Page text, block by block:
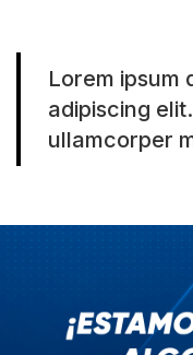
Lorem ipsum
adipiscing
ullamcorper
Boletin
No se pierda miles de